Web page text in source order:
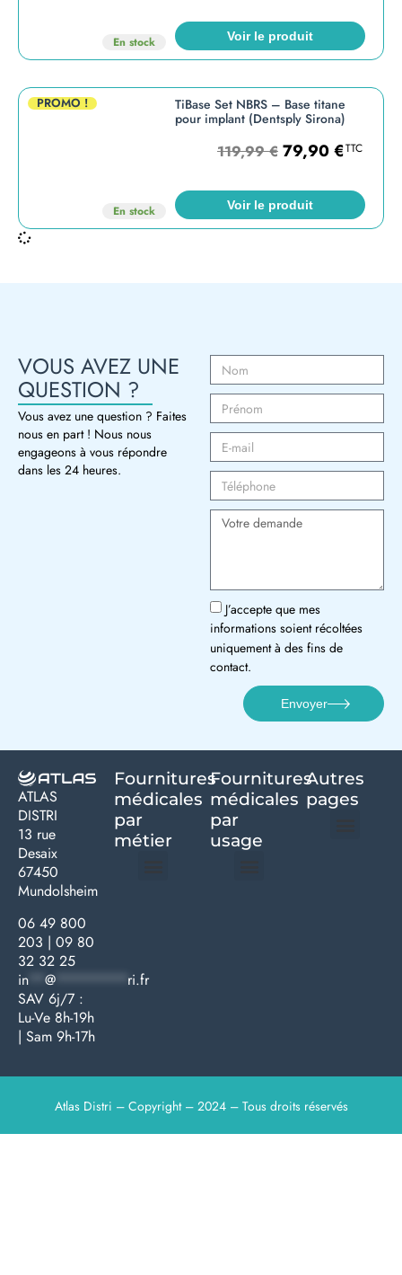
En stock Voir le produit
PROMO !
En stock
TiBase Set NBRS – Base titane
pour implant (Dentsply Sirona)
119,99€ 79,90€TTC
Voir le produit
VOUS AVEZ UNE
QUESTION ?
Vous avez une question ? Faites
nous en part ! Nous nous
engageons à vous répondre
dans les 24 heures.
J’accepte que mes
informations soient récoltées
uniquement à des fins de
contact.
Envoyer
ATLAS
DISTRI
13 rue
Desaix
67450
Mundolsheim
06 49 800
203 | 09 80
32 32 25
in
@
ri.fr
SAV 6j/7 :
Lu-Ve 8h-19h
| Sam 9h-17h
Fournitures
médicales
par
métier
Fournitures
médicales
par
usage ​
Autres
pages
Atlas Distri – Copyright – 2024 – Tous droits réservés